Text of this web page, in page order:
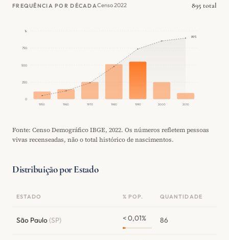
FREQUÊNCIA POR DÉCADACenso 2022 895 total
0
250
500
750
1k
1950 1960 1970 1980 1990 2000 2010
895
Fonte: Censo Demográfico IBGE, 2022. Os números refletem pessoas
vivas recenseadas, não o total histórico de nascimentos.
Distribuição por Estado
ESTADO % POP. QUANTIDADE
São Paulo(SP) < 0,01% 86